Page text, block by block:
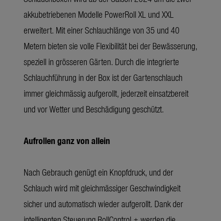
akkubetriebenen Modelle PowerRoll XL und XXL
erweitert. Mit einer Schlauchlänge von 35 und 40
Metern bieten sie volle Flexibilität bei der Bewässerung,
speziell in grösseren Gärten. Durch die integrierte
Schlauchführung in der Box ist der Gartenschlauch
immer gleichmässig aufgerollt, jederzeit einsatzbereit
und vor Wetter und Beschädigung geschützt.
Aufrollen ganz von allein
Nach Gebrauch genügt ein Knopfdruck, und der
Schlauch wird mit gleichmässiger Geschwindigkeit
sicher und automatisch wieder aufgerollt. Dank der